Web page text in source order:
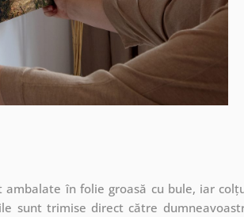
în folie groasă cu bule, iar
sunt trimise direct către